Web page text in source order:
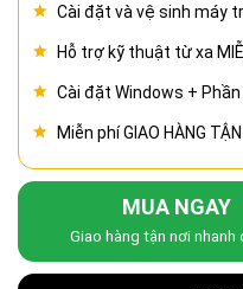
Cài đặt và vệ sinh máy
Hỗ trợ kỹ thuật từ xa
Cài đặt Windows +
Miễn phí GIAO HÀNG
MUA NGAY
Giao hàng tận nơi nhanh